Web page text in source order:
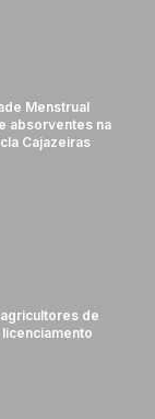
Menstrual
absorventes na
Cajazeiras
de